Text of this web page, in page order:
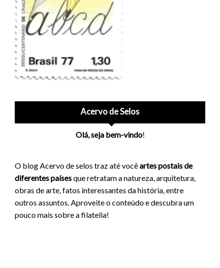
Acervo de Selos
Olá, seja bem-vindo!
O blog Acervo de selos traz até vocêartes postais de
diferentes paísesque retratam a natureza, arquitetura,
obras de arte, fatos interessantes da história, entre
outros assuntos. Aproveite o conteúdo e descubra um
pouco mais sobre a filatelia!